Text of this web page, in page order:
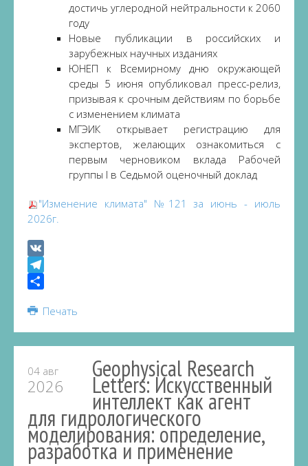
достичь углеродной нейтральности к 2060
году
Новые публикации в российских и
зарубежных научных изданиях
ЮНЕП к Всемирному дню окружающей
среды 5 июня опубликовал пресс-релиз,
призывая к срочным действиям по борьбе
с изменением климата
МГЭИК открывает регистрацию для
экспертов, желающих ознакомиться с
первым черновиком вклада Рабочей
группы I в Седьмой оценочный доклад
"Изменение климата" №121 за июнь - июль
2026г.
VK
Telegram
Печать
04 авг
2026
Geophysical Research
Letters: Искусственный
интеллект как агент
для гидрологического
моделирования: определение,
разработка и применение